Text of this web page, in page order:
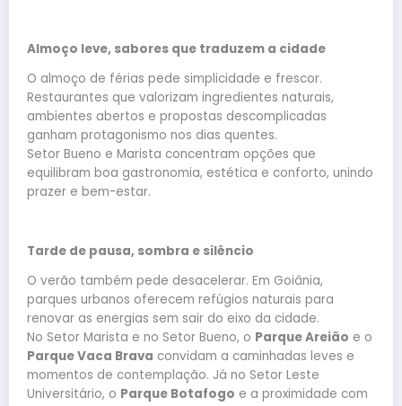
Almoço leve, sabores que traduzem a cidade
O almoço de férias pede simplicidade e frescor.
Restaurantes que valorizam ingredientes naturais,
ambientes abertos e propostas descomplicadas
ganham protagonismo nos dias quentes.
Setor Bueno e Marista concentram opções que
equilibram boa gastronomia, estética e conforto, unindo
prazer e bem-estar.
Tarde de pausa, sombra e silêncio
O verão também pede desacelerar. Em Goiânia,
parques urbanos oferecem refúgios naturais para
renovar as energias sem sair do eixo da cidade.
No Setor Marista e no Setor Bueno, o Parque Areião e o
Parque Vaca Brava convidam a caminhadas leves e
momentos de contemplação. Já no Setor Leste
Universitário, o Parque Botafogo e a proximidade com